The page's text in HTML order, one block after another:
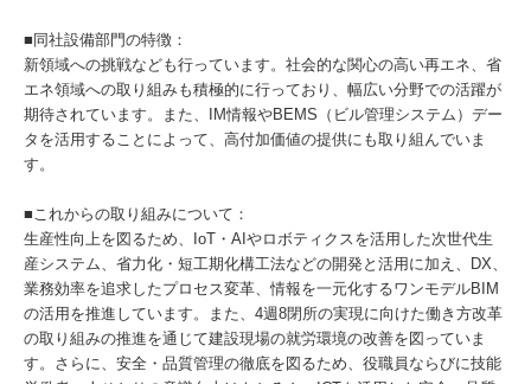
■同社設備部門の特徴：
新領域への挑戦なども行っています。社会的な関心の高い再エネ、省
エネ領域への取り組みも積極的に行っており、幅広い分野での活躍が
期待されています。また、IM情報やBEMS（ビル管理システム）デー
タを活用することによって、高付加価値の提供にも取り組んでいま
す。
■これからの取り組みについて：
生産性向上を図るため、IoT・AIやロボティクスを活用した次世代生
産システム、省力化・短工期化構工法などの開発と活用に加え、DX、
業務効率を追求したプロセス変革、情報を一元化するワンモデルBIM
の活用を推進しています。また、4週8閉所の実現に向けた働き方改革
の取り組みの推進を通じて建設現場の就労環境の改善を図っていま
す。さらに、安全・品質管理の徹底を図るため、役職員ならびに技能